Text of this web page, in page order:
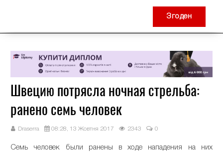
Швецию потрясла ночная стрельба:
ранено семь человек
Draserra 08:28, 13 Жовтня 2017 2343 0
Семь человек были ранены в ходе нападения на них
Згоден